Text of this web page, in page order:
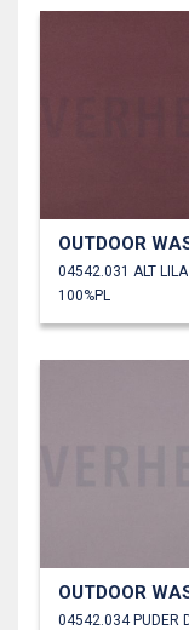
04542.031 ALT LILA
100%PL